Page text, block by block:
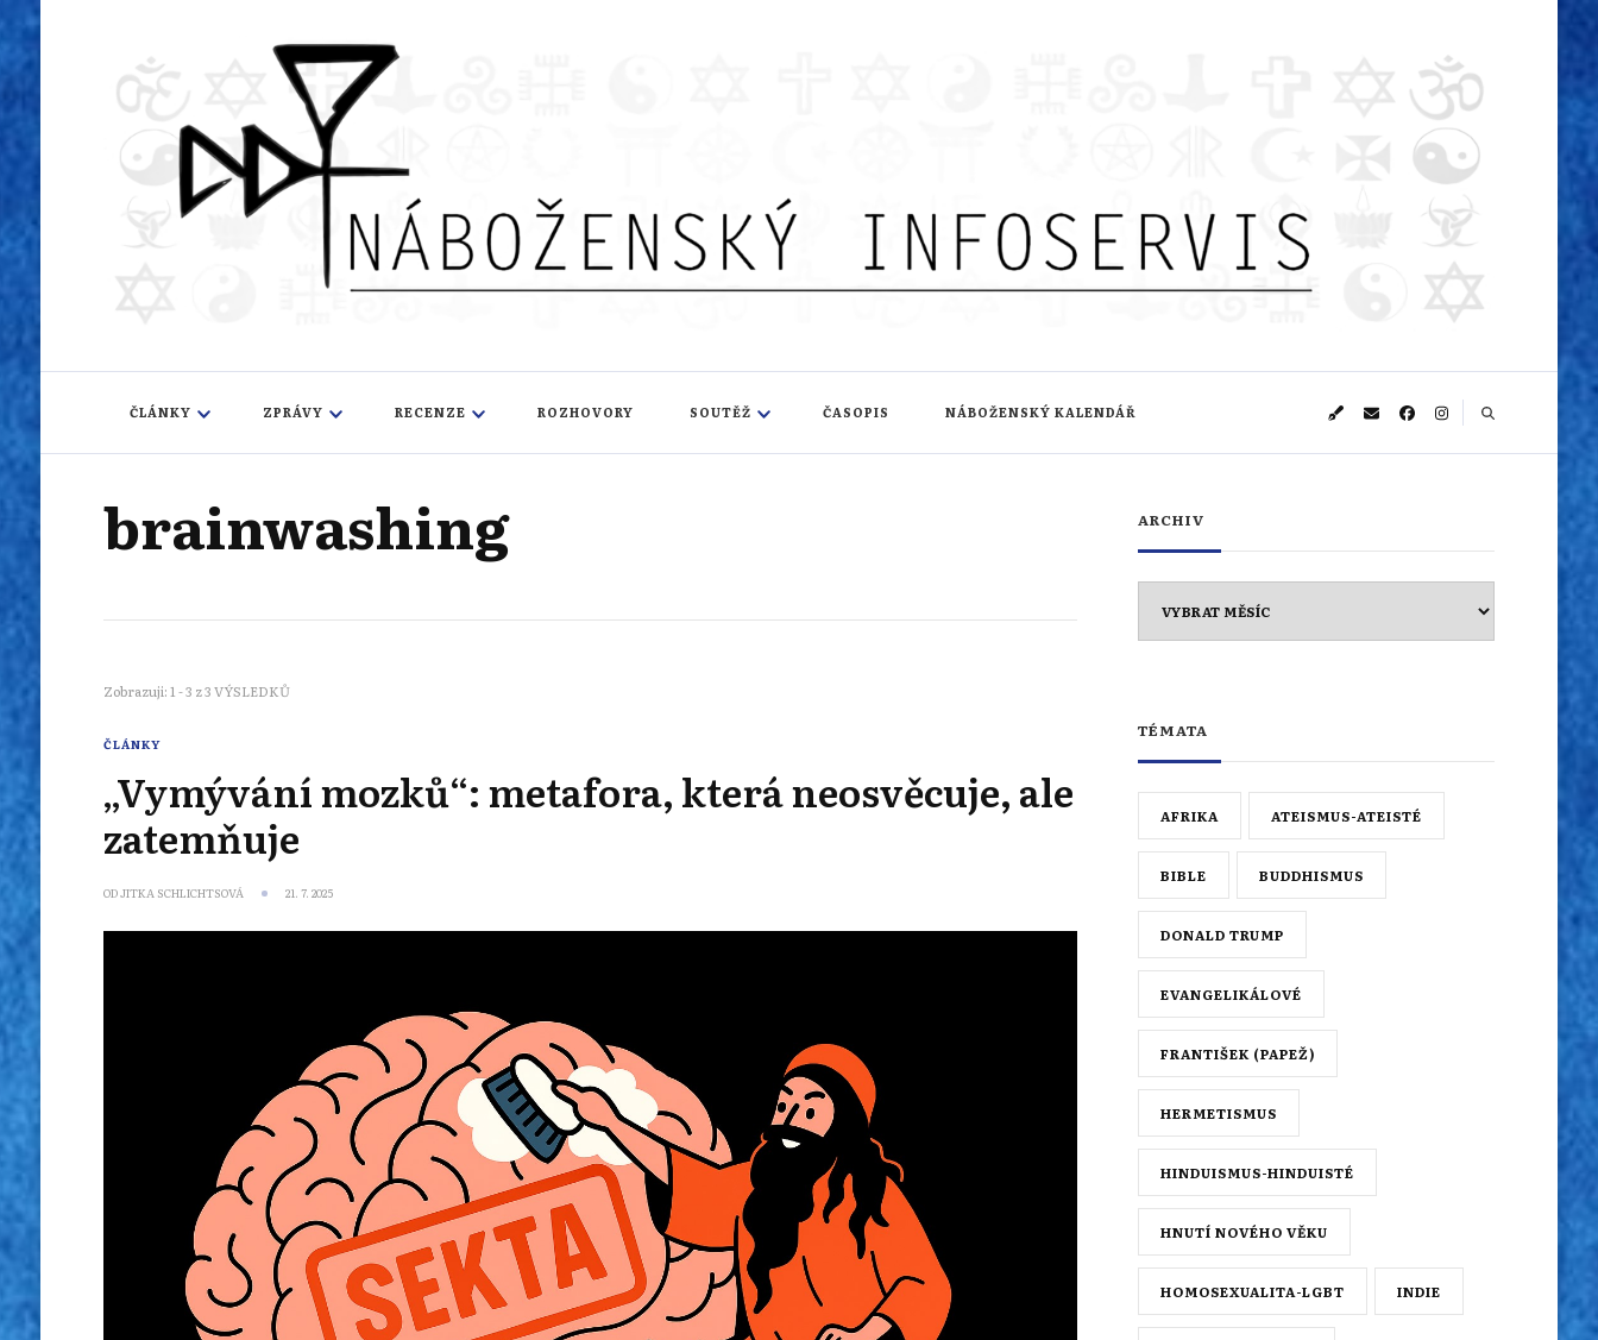
Náboženský infoservis
ČLÁNKY ZPRÁVY RECENZE ROZHOVORY SOUTĚŽ ČASOPIS NÁBOŽENSKÝ KALENDÁŘ
brainwashing
Zobrazuji: 1 - 3 z 3 VÝSLEDKŮ
ČLÁNKY
„Vymývání mozků“: metafora, která neosvěcuje, ale
zatemňuje
ODJITKA SCHLICHTSOVÁ 21. 7. 2025
ARCHIV
TÉMATA
AFRIKA ATEISMUS-ATEISTÉ
BIBLE BUDDHISMUS
DONALD TRUMP
EVANGELIKÁLOVÉ
FRANTIŠEK (PAPEŽ)
HERMETISMUS
HINDUISMUS-HINDUISTÉ
HNUTÍ NOVÉHO VĚKU
HOMOSEXUALITA-LGBT INDIE